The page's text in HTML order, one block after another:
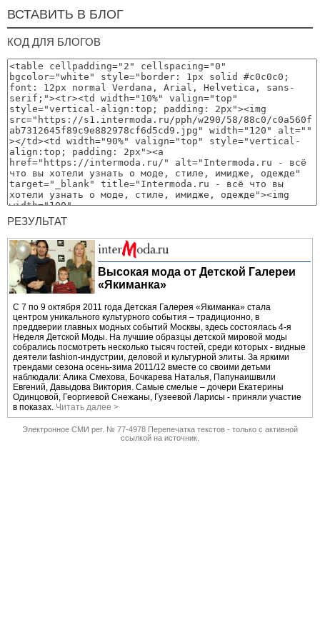
ВСТАВИТЬ В БЛОГ
КОД ДЛЯ БЛОГОВ
РЕЗУЛЬТАТ
Высокая мода от Детской Галереи
«Якиманка»
С 7 по 9 октября 2011 года Детская Галерея «Якиманка» стала
центром уникального культурного события – традиционно, в
преддверии главных модных событий Москвы, здесь состоялась 4-я
Неделя Детской Моды. На лучшие образцы детской мировой моды
собрались посмотреть несколько тысяч гостей, среди которых - видные
деятели fashion-индустрии, деловой и культурной элиты. За яркими
трендами сезона осень-зима 2011/12 вместе со своими детьми
наблюдали: Алика Смехова, Бочкарева Наталья, Папунаишвили
Евгений, Давыдова Виктория. Самые смелые – дочери Екатерины
Одинцовой, Георгиевой Снежаны, Гузеевой Ларисы - приняли участие
в показах. Читать далее >
Электронное СМИ рег. № 77-4978 Перепечатка текстов - только с активной
ссылкой на источник.